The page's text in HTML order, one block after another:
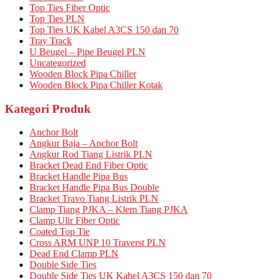
Top Ties Fiber Optic
Top Ties PLN
Top Ties UK Kabel A3CS 150 dan 70
Tray Track
U Beugel – Pipe Beugel PLN
Uncategorized
Wooden Block Pipa Chiller
Wooden Block Pipa Chiller Kotak
Kategori Produk
Anchor Bolt
Angkur Baja – Anchor Bolt
Angkur Rod Tiang Listrik PLN
Bracket Dead End Fiber Optic
Bracket Handle Pipa Bus
Bracket Handle Pipa Bus Double
Bracket Travo Tiang Listrik PLN
Clamp Tiang PJKA – Klem Tiang PJKA
Clamp Ulir Fiber Optic
Coated Top Tie
Cross ARM UNP 10 Traverst PLN
Dead End Clamp PLN
Double Side Ties
Double Side Ties UK Kabel A3CS 150 dan 70